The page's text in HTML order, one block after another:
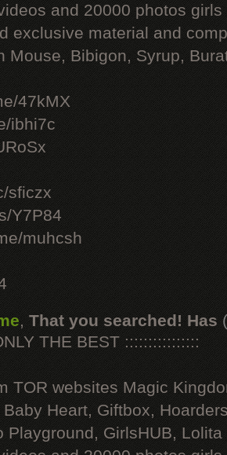
and 20000 photos
exclusive material and
Mouse, Bibigon, Syrup,
47kMX
ibhi7c
sficzx
Y7P84
muhcsh
, That you searched! Has
THE BEST ::::::::::::::::
TOR websites Magic
Heart, Giftbox,
Playground, GirlsHUB, Lolita